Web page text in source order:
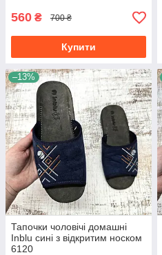
560 ₴ 700 ₴
Купити
–13%
Тапочки чоловічі домашні
Inblu сині з відкритим носком
6120